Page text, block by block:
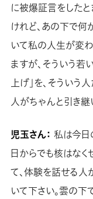
に被爆証言をした
けれど、あの下で
いて私の人生が変
ますが、そういう若
上げ」を、そういう
人がちゃんと引き継
児玉さん： 私は今日
日からでも核はなく
て、体験を話せる人
いて下さい。雲の下